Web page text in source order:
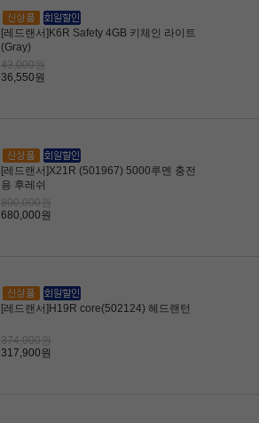
[레드랜서]K6R Safety 4GB 키체인 라이트
(Gray)
43,000원
36,550원
[레드랜서]X21R (501967) 5000루멘 충전
용 후레쉬
800,000원
680,000원
[레드랜서]H19R core(502124) 헤드랜턴
374,000원
317,900원